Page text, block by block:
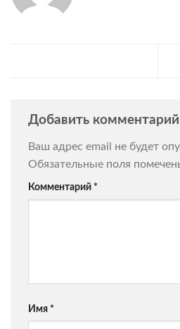
Добавить комментарий
Ваш адрес email не будет
Обязательные поля
Комментарий *
Имя *